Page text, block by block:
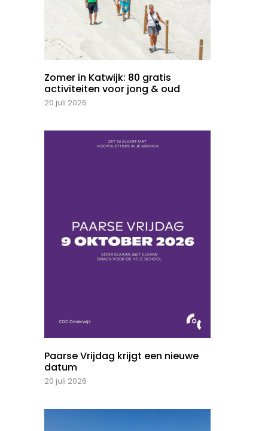
Zomer in Katwijk: 80 gratis
activiteiten voor jong & oud
20 juli 2026
Paarse Vrijdag krijgt een nieuwe
datum
20 juli 2026